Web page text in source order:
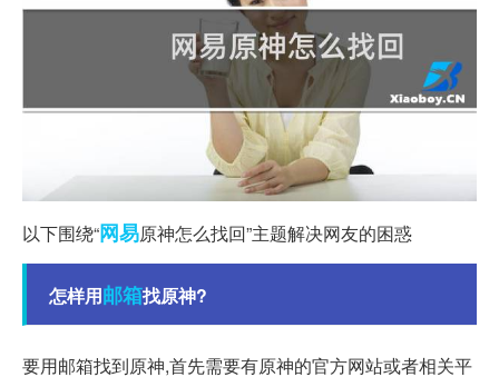
以下围绕“网易原神怎么找回”主题解决网友的困惑
怎样用邮箱找原神?
要用邮箱找到原神,首先需要有原神的官方网站或者相关平